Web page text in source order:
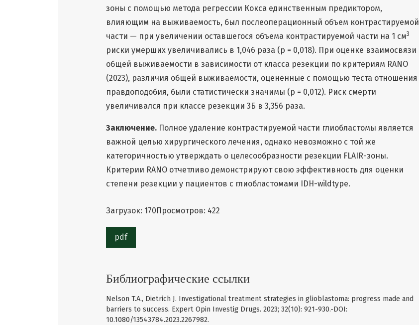
зоны с помощью метода регрессии Кокса единственным предиктором,
влияющим на выживаемость, был послеоперационный объем контрастируемой
части — при увеличении оставшегося объема контрастируемой части на 1 см3
риски умерших увеличивались в 1,046 раза (p = 0,018). При оценке взаимосвязи
общей выживаемости в зависимости от класса резекции по критериям RANO
(2023), различия общей выживаемости, оцененные с помощью теста отношения
правдоподобия, были статистически значимы (p = 0,012). Риск смерти
увеличивался при классе резекции 3Б в 3,356 раза.
Заключение. Полное удаление контрастируемой части глиобластомы является
важной целью хирургического лечения, однако невозможно с той же
категоричностью утверждать о целесообразности резекции FLAIR-зоны.
Критерии RANO отчетливо демонстрируют свою эффективность для оценки
степени резекции у пациентов с глиобластомами IDH-wildtype.
Загрузок: 170 Просмотров: 422
pdf
Библиографические ссылки
Nelson T.A., Dietrich J. Investigational treatment strategies in glioblastoma: progress made and
barriers to success. Expert Opin Investig Drugs. 2023; 32(10): 921-930.-DOI:
10.1080/13543784.2023.2267982.